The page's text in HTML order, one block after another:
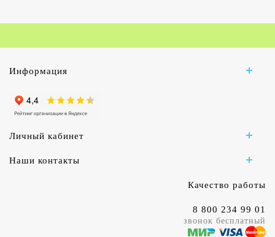
Информация
Личный кабинет
Наши контакты
Качество работы
8 800 234 99 01
звонок бесплатный